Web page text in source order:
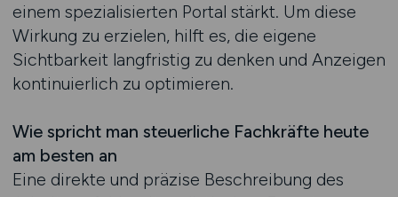
einem spezialisierten Portal stärkt. Um diese
Wirkung zu erzielen, hilft es, die eigene
Sichtbarkeit langfristig zu denken und Anzeigen
kontinuierlich zu optimieren.
Wie spricht man steuerliche Fachkräfte heute
am besten an
Eine direkte und präzise Beschreibung des